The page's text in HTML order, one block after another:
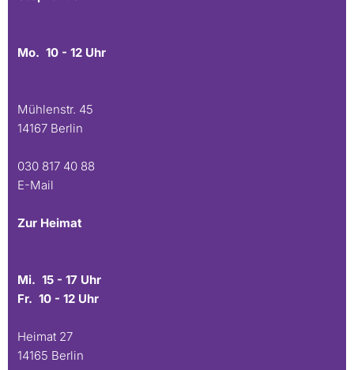
Mo. 10 - 12 Uhr
Mühlenstr. 45
14167 Berlin
030 817 40 88
E-Mail
Zur Heimat
Mi. 15 - 17 Uhr
Fr. 10 - 12 Uhr
Heimat 27
14165 Berlin